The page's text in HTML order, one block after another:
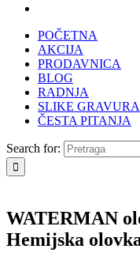
POČETNA
AKCIJA
PRODAVNICA
BLOG
RADNJA
SLIKE GRAVURA
ČESTA PITANJA
Search for:
WATERMAN
Hemijska